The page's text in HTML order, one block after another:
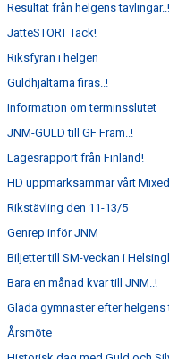
Resultat från helgens tävlingar..!
JätteSTORT Tack!
Riksfyran i helgen
Guldhjältarna firas..!
Information om terminsslutet
JNM-GULD till GF Fram..!
Lägesrapport från Finland!
HD uppmärksammar vårt
Rikstävling den 11-13/5
Genrep inför JNM
Biljetter till SM-veckan i
Bara en månad kvar till JNM..!
Glada gymnaster efter helgens
Årsmöte